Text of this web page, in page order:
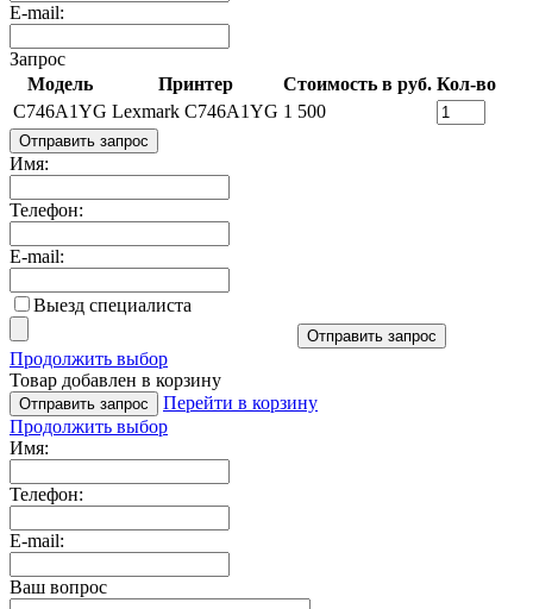
E-mail:
Запрос
Модель
Принтер Стоимость в руб. Кол-во
C746A1YG Lexmark C746A1YG 1 500
Отправить запрос
Имя:
Телефон:
E-mail:
Выезд специалиста
Отправить запрос
Продолжить выбор
Товар добавлен в корзину
Отправить запрос
Перейти в корзину
Продолжить выбор
Имя:
Телефон:
E-mail:
Ваш вопрос